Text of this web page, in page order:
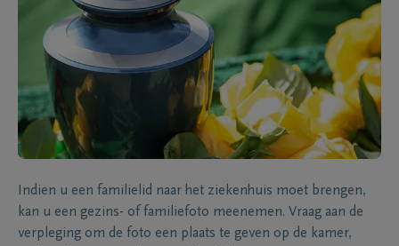
Indien u een familielid naar het ziekenhuis moet brengen,
kan u een gezins- of familiefoto meenemen. Vraag aan de
verpleging om de foto een plaats te geven op de kamer,